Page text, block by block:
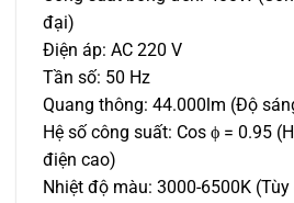
đại)
Điện áp: AC 220 V
Tần số: 50 Hz
Quang thông: 44.000lm (Độ
Hệ số công suất: Cos ϕ = 0.95
điện cao)
Nhiệt độ màu: 3000-6500K